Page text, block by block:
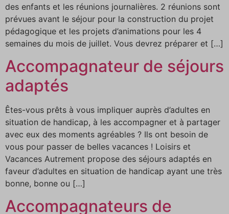
des enfants et les réunions journalières. 2 réunions sont
prévues avant le séjour pour la construction du projet
pédagogique et les projets d’animations pour les 4
semaines du mois de juillet. Vous devrez préparer et […]
Accompagnateur de séjours
adaptés
Êtes-vous prêts à vous impliquer auprès d’adultes en
situation de handicap, à les accompagner et à partager
avec eux des moments agréables ? Ils ont besoin de
vous pour passer de belles vacances ! Loisirs et
Vacances Autrement propose des séjours adaptés en
faveur d’adultes en situation de handicap ayant une très
bonne, bonne ou […]
Accompagnateurs de